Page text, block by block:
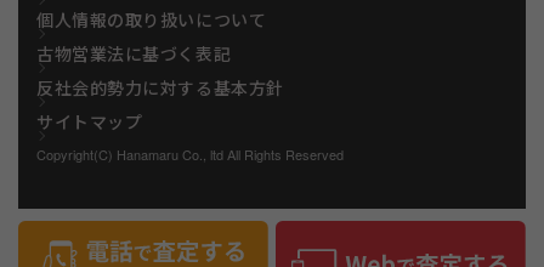
個人情報の取り扱いについて
古物営業法に基づく表記
反社会的勢力に対する基本方針
サイトマップ
Copyright(C) Hanamaru Co., ltd All Rights Reserved